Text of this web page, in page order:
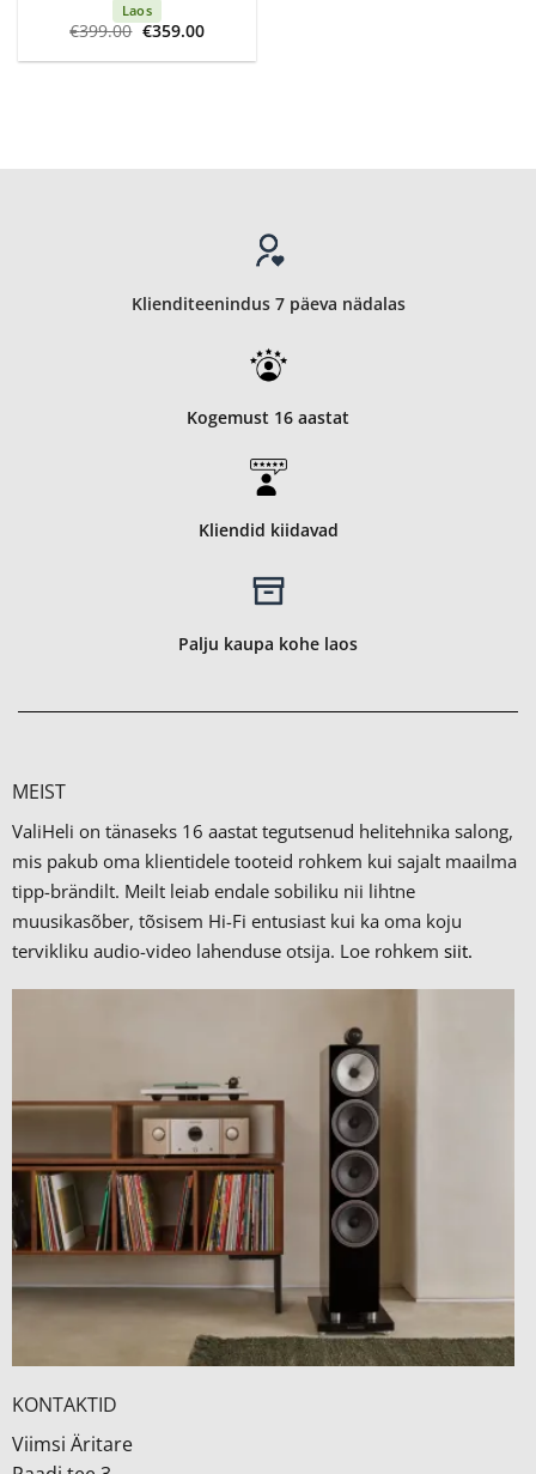
Laos
€399.00 Algne
hind
oli:
€359.00Current
is:
Klienditeenindus 7 päeva nädalas
Kogemust 16 aastat
Kliendid kiidavad
Palju kaupa kohe laos
MEIST
ValiHeli on tänaseks 16 aastat tegutsenud helitehnika salong,
mis pakub oma klientidele tooteid rohkem kui sajalt maailma
tipp-brändilt. Meilt leiab endale sobiliku nii lihtne
muusikasõber, tõsisem Hi-Fi entusiast kui ka oma koju
tervikliku audio-video lahenduse otsija. Loe rohkem siit.
KONTAKTID
Viimsi Äritare